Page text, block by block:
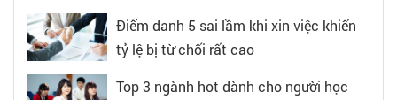
Điểm danh 5 sai lầm khi xin việc khiến
tỷ lệ bị từ chối rất cao
Top 3 ngành hot dành cho người học